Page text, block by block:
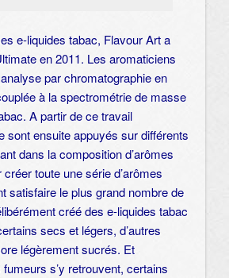
e-liquides tabac, Flavour Art a
en 2011. Les aromaticiens
par chromatographie en
à la spectrométrie de masse
A partir de ce travail
sont ensuite appuyés sur différents
dans la composition d’arômes
toute une série d’arômes
satisfaire le plus grand nombre de
créé des e-liquides tabac
secs et légers, d’autres
légèrement sucrés. Et
s’y retrouvent, certains